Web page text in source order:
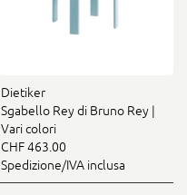
Dietiker
Sgabello Rey di Bruno Rey |
Vari colori
CHF 463.00
Spedizione/IVA inclusa